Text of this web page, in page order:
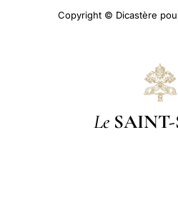
Copyright © Dicastère
Le